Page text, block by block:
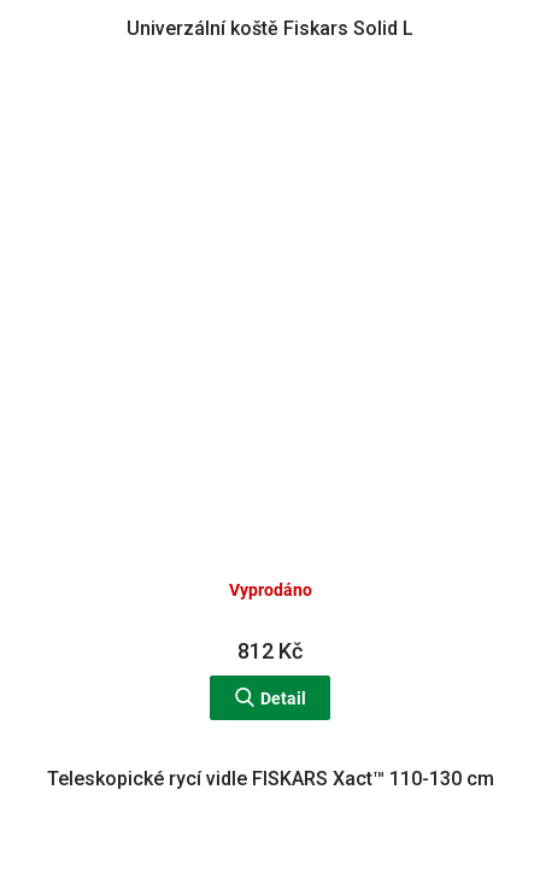
Univerzální koště Fiskars Solid L
Vyprodáno
812 Kč
Detail
Teleskopické rycí vidle FISKARS Xact™ 110-130 cm